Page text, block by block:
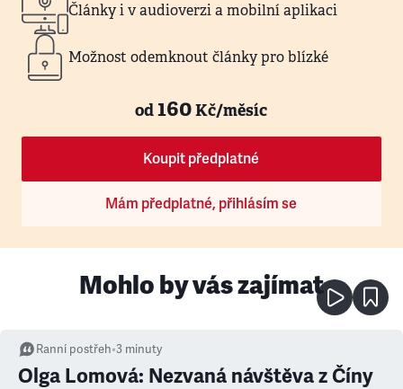
Články i v audioverzi a mobilní aplikaci
Možnost odemknout články pro blízké
od160Kč/měsíc
Koupit předplatné
Mám předplatné, přihlásím se
Mohlo by vás zajímat
Ranní postřeh•3 minuty
Olga Lomová: Nezvaná návštěva z Číny